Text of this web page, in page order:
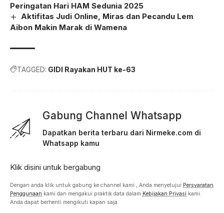
Peringatan Hari HAM Sedunia 2025
Aktifitas Judi Online, Miras dan Pecandu Lem
Aibon Makin Marak di Wamena
TAGGED: GIDI Rayakan HUT ke-63
Gabung Channel Whatsapp
Dapatkan berita terbaru dari Nirmeke.com di
Whatsapp kamu
Klik disini untuk bergabung
Dengan anda klik untuk gabung ke channel kami , Anda menyetujui Persyaratan
Penggunaan kami dan mengakui praktik data dalam Kebijakan Privasi kami.
Anda dapat berhenti mengikuti kapan saja.